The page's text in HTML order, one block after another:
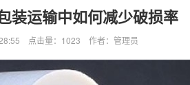
装运输中如何减少破损率
点击量：1023 作者：管理员